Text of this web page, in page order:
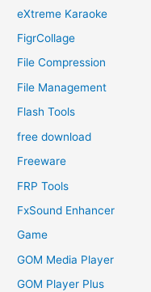
eXtreme Karaoke
FigrCollage
File Compression
File Management
Flash Tools
free download
Freeware
FRP Tools
FxSound Enhancer
Game
GOM Media Player
GOM Player Plus